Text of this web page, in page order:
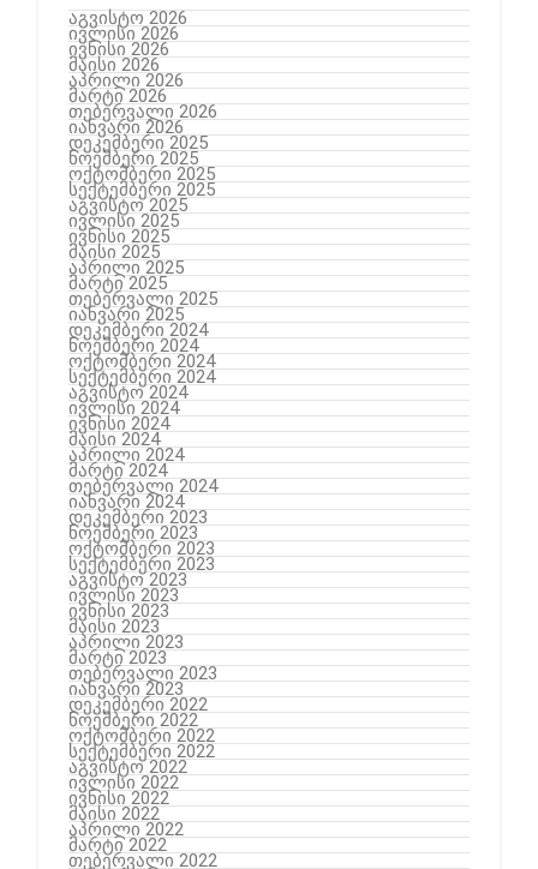
აგვისტო 2026
ივლისი 2026
ივნისი 2026
მაისი 2026
აპრილი 2026
მარტი 2026
თებერვალი 2026
იანვარი 2026
დეკემბერი 2025
ნოემბერი 2025
ოქტომბერი 2025
სექტემბერი 2025
აგვისტო 2025
ივლისი 2025
ივნისი 2025
მაისი 2025
აპრილი 2025
მარტი 2025
თებერვალი 2025
იანვარი 2025
დეკემბერი 2024
ნოემბერი 2024
ოქტომბერი 2024
სექტემბერი 2024
აგვისტო 2024
ივლისი 2024
ივნისი 2024
მაისი 2024
აპრილი 2024
მარტი 2024
თებერვალი 2024
იანვარი 2024
დეკემბერი 2023
ნოემბერი 2023
ოქტომბერი 2023
სექტემბერი 2023
აგვისტო 2023
ივლისი 2023
ივნისი 2023
მაისი 2023
აპრილი 2023
მარტი 2023
თებერვალი 2023
იანვარი 2023
დეკემბერი 2022
ნოემბერი 2022
ოქტომბერი 2022
სექტემბერი 2022
აგვისტო 2022
ივლისი 2022
ივნისი 2022
მაისი 2022
აპრილი 2022
მარტი 2022
თებერვალი 2022